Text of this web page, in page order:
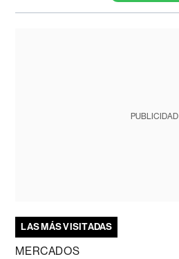
PUBLICIDAD
LAS MÁS VISITADAS
MERCADOS